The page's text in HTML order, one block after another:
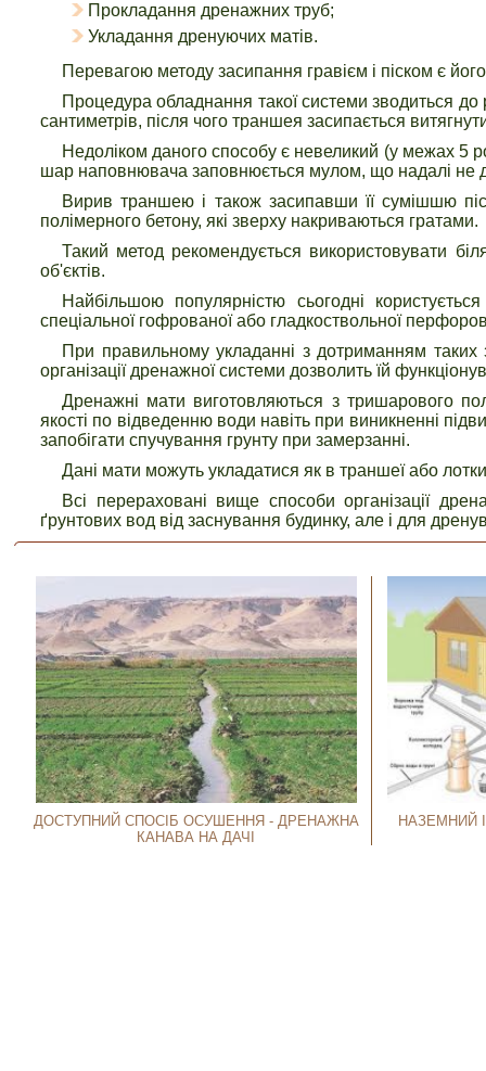
Прокладання дренажних труб;
Укладання дренуючих матів.
Перевагою методу засипання гравієм і піском є
Процедура обладнання такої системи зводиться
сантиметрів, після чого траншея засипається
Недоліком даного способу є невеликий (у межах 5
шар наповнювача заповнюється мулом, що надалі не
Вирив траншею і також засипавши її сумішшю
полімерного бетону, які зверху накриваються гратами.
Такий метод рекомендується використовувати
об'єктів.
Найбільшою популярністю сьогодні
спеціальної гофрованої або гладкоствольної
При правильному укладанні з дотриманням таких
організації дренажної системи дозволить їй
Дренажні мати виготовляються з тришарового
якості по відведенню води навіть при виникненні
запобігати спучування грунту при замерзанні.
Дані мати можуть укладатися як в траншеї або
Всі перераховані вище способи організації
ґрунтових вод від заснування будинку, але і для
ДОСТУПНИЙ СПОСІБ ОСУШЕННЯ - ДРЕНАЖНА
КАНАВА НА ДАЧІ
НАЗЕМНИЙ